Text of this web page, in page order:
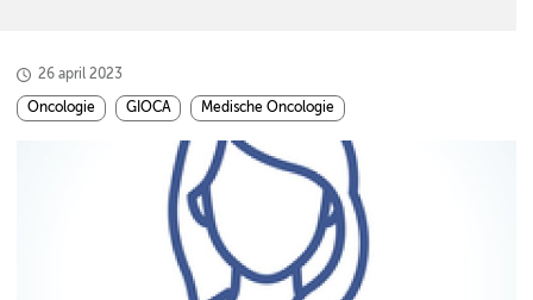
26 april 2023
Oncologie GIOCA Medische Oncologie